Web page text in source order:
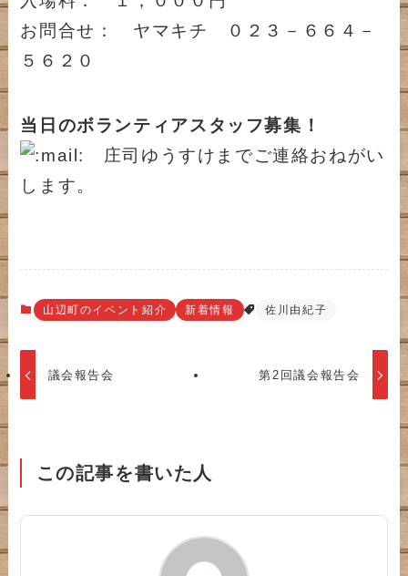
お問合せ： ヤマキチ ０２３－６６４－
５６２０
当日のボランティアスタッフ募集！
庄司ゆうすけまでご連絡おねがい
します。
山辺町のイベント紹介 新着情報 佐川由紀子
議会報告会 第2回議会報告会
この記事を書いた人